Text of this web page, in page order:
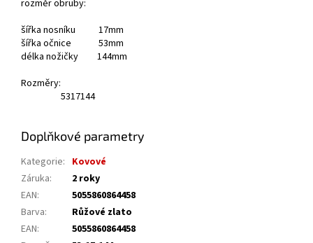
rozměr obruby:
šířka nosníku 17mm
šířka očnice 53mm
délka nožičky 144mm
Rozměry:
5317144
Doplňkové parametry
Kategorie: Kovové
Záruka:
2 roky
EAN:
5055860864458
Barva:
Růžové zlato
EAN:
5055860864458